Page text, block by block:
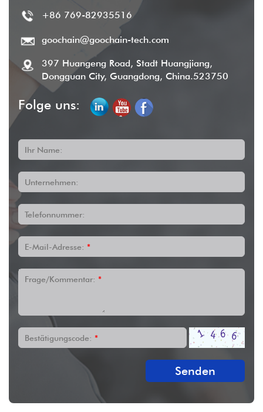
+86 769-82935516
goochain@goochain-tech.com
397 Huangeng Road, Stadt Huangjiang,
Dongguan City, Guangdong, China.523750
Folge uns:
Ihr Name:
Unternehmen:
Telefonnummer:
E-Mail-Adresse: *
Frage/Kommentar: *
Bestätigungscode: *
Senden